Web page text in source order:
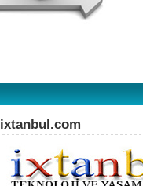
ixtanbul.com